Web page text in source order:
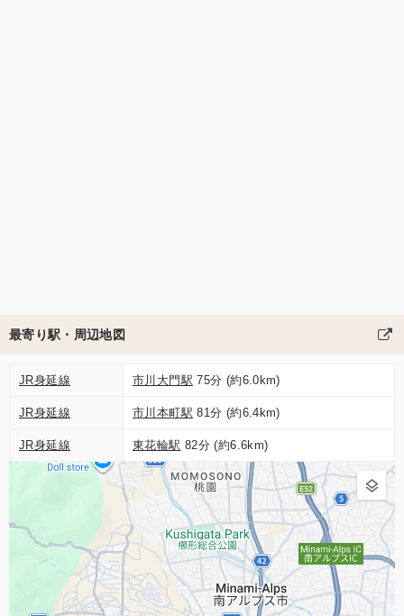
最寄り駅・周辺地図
JR身延線 市川大門駅 75分 (約6.0km)
JR身延線 市川本町駅 81分 (約6.4km)
JR身延線 東花輪駅 82分 (約6.6km)